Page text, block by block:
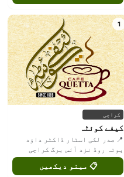
1
کراچی
کیفے کوئٹہ
📍 صدر لکی اسٹار ڈاکٹر داؤد
پوتہ روڈ نزد آئس برگ کراچی
📋 مینو دیکھیں